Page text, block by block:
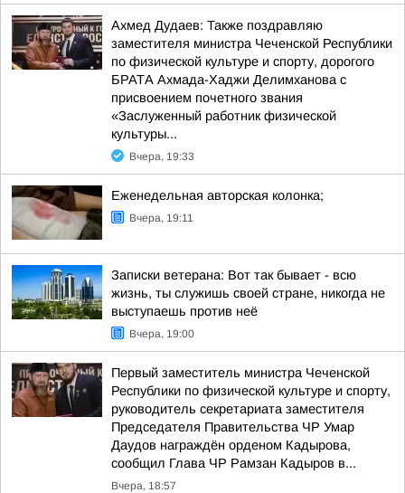
Ахмед Дудаев: Также поздравляю
заместителя министра Чеченской Республики
по физической культуре и спорту, дорогого
БРАТА Ахмада-Хаджи Делимханова с
присвоением почетного звания
«Заслуженный работник физической
культуры...
Вчера, 19:33
Еженедельная авторская колонка;
Вчера, 19:11
Записки ветерана: Вот так бывает - всю
жизнь, ты служишь своей стране, никогда не
выступаешь против неё
Вчера, 19:00
Первый заместитель министра Чеченской
Республики по физической культуре и спорту,
руководитель секретариата заместителя
Председателя Правительства ЧР Умар
Даудов награждён орденом Кадырова,
сообщил Глава ЧР Рамзан Кадыров в...
Вчера, 18:57